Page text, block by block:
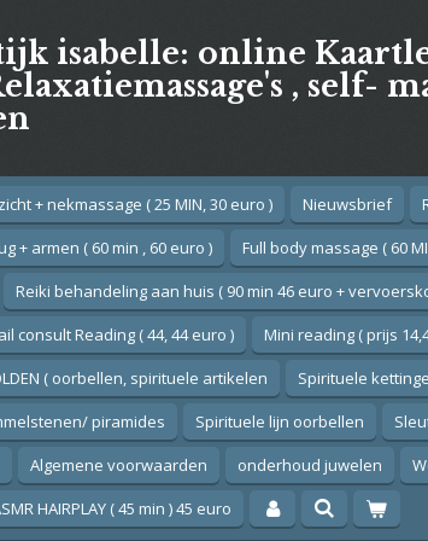
isabelle: online
, self-
+ nekmassage ( 25 MIN, 30 euro ) Nieuwsbrief
+ armen ( 60 min , 60 euro )
Full body massage ( 60
Reiki behandeling aan huis ( 90 min 46 euro +
consult Reading ( 44, 44 euro ) Mini reading ( prijs
( oorbellen, spirituele artikelen Spirituele
piramides Spirituele lijn oorbellen
Algemene voorwaarden onderhoud juwelen
HAIRPLAY ( 45 min ) 45 euro